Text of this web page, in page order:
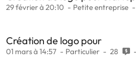
29 février à 20:10 Petite entreprise
Création de logo pour
01 mars à 14:57 Particulier 28